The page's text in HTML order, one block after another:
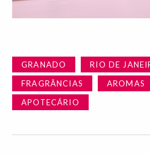
GRANADO RIO DE
FRAGRÂNCIAS
AROMAS
APOTECÁRIO